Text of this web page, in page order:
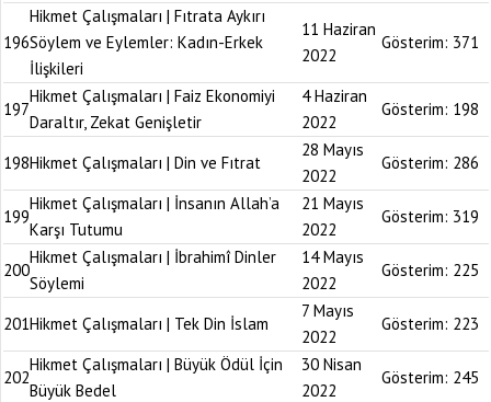
196
Hikmet Çalışmaları | Fıtrata Aykırı
Söylem ve Eylemler: Kadın-Erkek
İlişkileri
11 Haziran
2022
Gösterim: 371
197
Hikmet Çalışmaları | Faiz Ekonomiyi
Daraltır, Zekat Genişletir
4 Haziran
2022
Gösterim: 198
198Hikmet Çalışmaları | Din ve Fıtrat
28 Mayıs
2022
Gösterim: 286
199
Hikmet Çalışmaları | İnsanın Allah’a
Karşı Tutumu
21 Mayıs
2022
Gösterim: 319
200
Hikmet Çalışmaları | İbrahimî Dinler
Söylemi
14 Mayıs
2022
Gösterim: 225
201Hikmet Çalışmaları | Tek Din İslam
7 Mayıs
2022
Gösterim: 223
202
Hikmet Çalışmaları | Büyük Ödül İçin
Büyük Bedel
30 Nisan
2022
Gösterim: 245